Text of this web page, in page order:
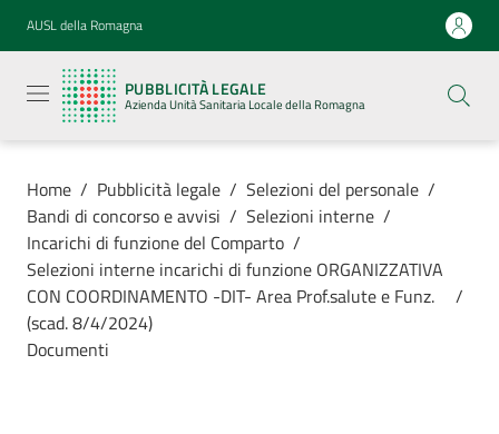
Vai al contenuto
Vai alla navigazione
Vai al footer
AUSL della Romagna
PUBBLICITÀ LEGALE
Azienda Unità Sanitaria Locale della Romagna
legale
Azienda
Unità
Locale della
Azienda
Home / Pubblicità legale / Selezioni del personale /
Bandi di concorso e avvisi / Selezioni interne /
Incarichi di funzione del Comparto /
Selezioni interne incarichi di funzione ORGANIZZATIVA
CON COORDINAMENTO -DIT- Area Prof.salute e Funz.
(scad. 8/4/2024)
/
Documenti